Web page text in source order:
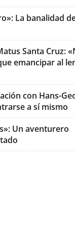
La banalidad
Santa Cruz:
emancipar al
con Hans-
a sí mismo
Un aventurero